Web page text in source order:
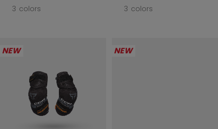
3 colors
3 colors
NEW NEW